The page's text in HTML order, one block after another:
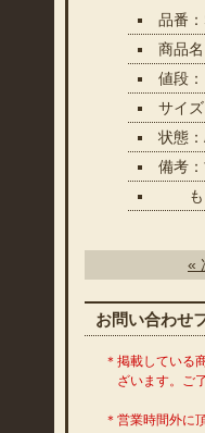
品番
商品
値段：
サイ
状態
備考
もう
«
お問い合わせ
＊掲載している
ざいます。ご
＊営業時間外に